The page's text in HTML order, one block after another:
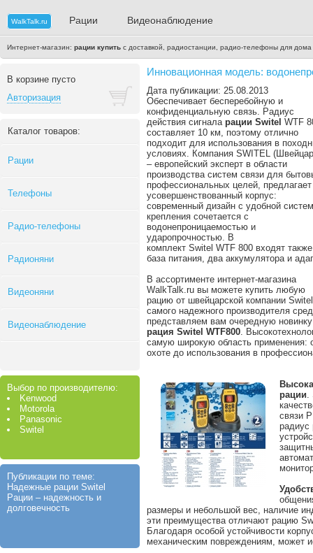
WalkTalk.ru Рации Видеонаблюдение
Интернет-магазин: рации купить с доставкой, радиостанции, радио-телефоны для
В корзине пусто
Авторизация
Каталог товаров:
Рации
Телефоны
Радио-телефоны
Радионяни
Видеоняни
Видеонаблюдение
Выбор по производителю:
Kenwood
Motorola
Panasonic
Switel
Публикации по теме:
Надежные рации Switel
Рации – надежность и
долговечность
Инновационная модель:
Дата публикации: 25.08.2013
Обеспечивает бесперебойную и
конфиденциальную связь. Радиус
действия сигнала рации Switel WTF
составляет 10 км, поэтому отлично
подходит для использования в
условиях. Компания SWITEL
– европейский эксперт в области
производства систем связи для
профессиональных целей, предлагает
усовершенствованный корпус:
современный дизайн с удобной
крепления сочетается с
водонепроницаемостью и
ударопрочностью. В
комплект Switel WTF 800 входят также
база питания, два аккумулятора и
В ассортименте интернет-магазина
WalkTalk.ru вы можете купить любую
рацию от швейцарской компании
самого надежного производителя
представляем вам очередную
рация Switel WTF800.
самую широкую область применения:
охоте до использования в
рации.
связи
радиус
размеры и небольшой вес, наличие
эти преимущества отличают рацию
Благодаря особой устойчивости
механическим повреждениям, может